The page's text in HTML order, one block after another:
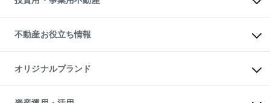
English 繁体中文簡体中文
売却ガイド
賃貸管理プラン
リロケーションについて
貸すガイド
事業用不動産
マンション投資
投資用マンション
アパート経営
収益物件
ビル購入（ビル一棟）
不動産お役立ち情報
マンションライブラリー
人気マンションランキング
暮らしに役立つ不動産メディア
オリジナルブランド
一棟リノベーションマンション